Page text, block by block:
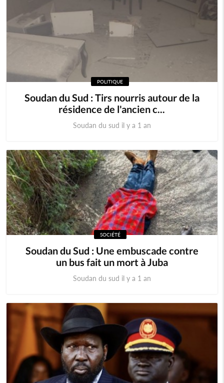
POLITIQUE
Soudan du Sud : Tirs nourris autour de la
résidence de l'ancien c...
Soudan du sud il y a 1 an
SOCIÉTÉ
Soudan du Sud : Une embuscade contre
un bus fait un mort à Juba
Soudan du sud il y a 1 an